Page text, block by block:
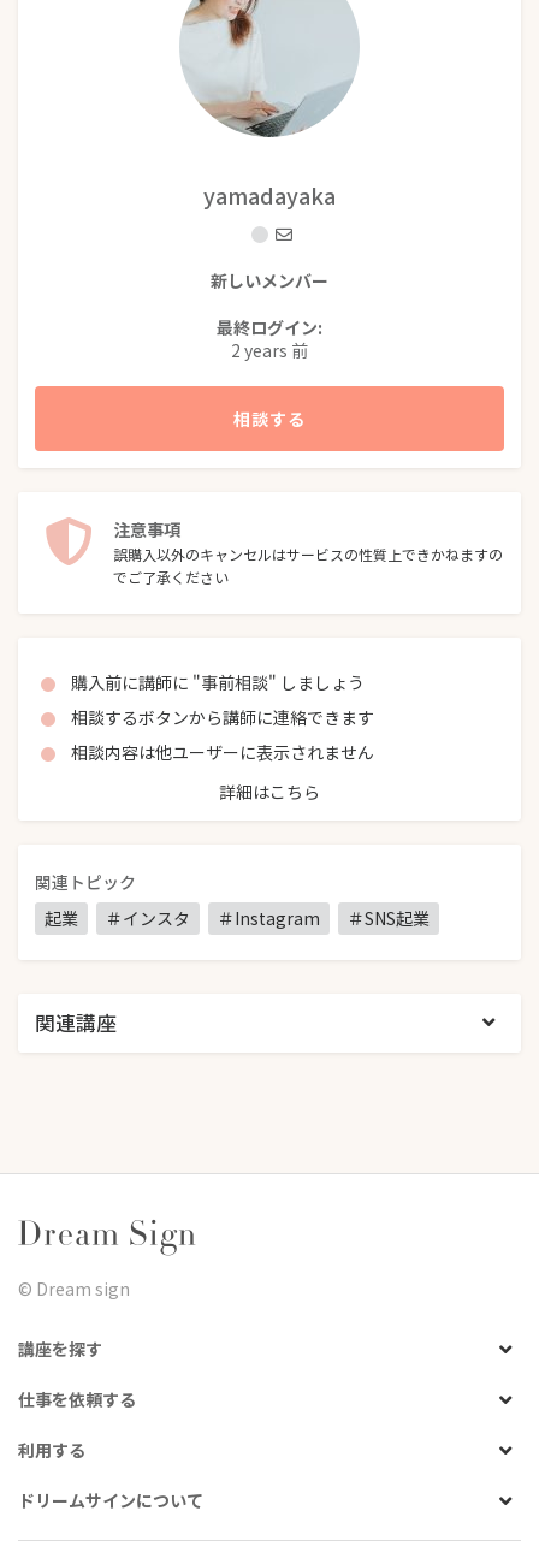
yamadayaka
新しいメンバー
最終ログイン:
2 years 前
相談する
注意事項
誤購入以外のキャンセルはサービスの性質上できかねますの
でご了承ください
購入前に講師に "事前相談" しましょう
相談するボタンから講師に連絡できます
相談内容は他ユーザーに表示されません
詳細はこちら
関連トピック
起業
＃インスタ ＃Instagram ＃SNS起業
関連講座
©︎ Dream sign
講座を探す
仕事を依頼する
利用する
ドリームサインについて